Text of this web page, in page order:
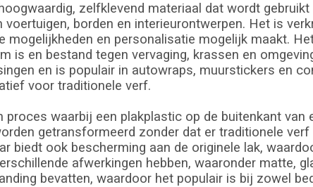
zelfklevend materiaal dat wordt
voertuigen, borden en interieurontwerpen. Het is
mogelijkheden en personalisatie mogelijk maakt.
is en bestand tegen vervaging, krassen en
en is populair in autowraps, muurstickers en
voor traditionele verf.
proces waarbij een plakplastic op de buitenkant
getransformeerd zonder dat er traditionele
biedt ook bescherming aan de originele lak,
afwerkingen hebben, waaronder matte,
bevatten, waardoor het populair is bij zowel